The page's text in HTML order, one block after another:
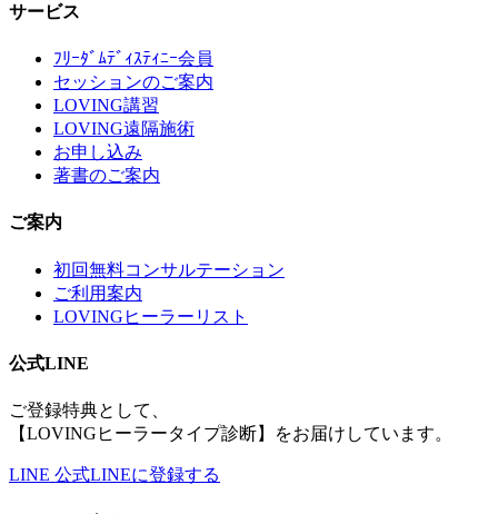
サービス
ﾌﾘｰﾀﾞﾑﾃﾞｨｽﾃｨﾆｰ会員
セッションのご案内
LOVING講習
LOVING遠隔施術
お申し込み
著書のご案内
ご案内
初回無料コンサルテーション
ご利用案内
LOVINGヒーラーリスト
公式LINE
ご登録特典として、
【LOVINGヒーラータイプ診断】をお届けしています。
LINE 公式LINEに登録する